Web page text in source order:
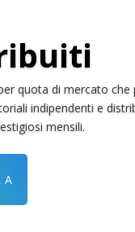
quota di mercato che
indipendenti e
mensili.
Editori italiani e